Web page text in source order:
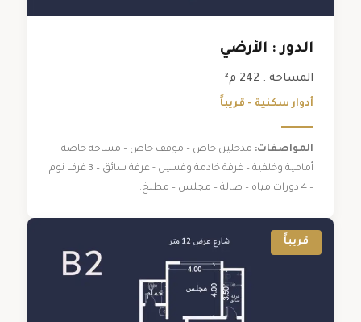
الدور : الأرضي
المساحة : 242 م²
أدوار سكنية - قريباً
المواصفات: مدخلين خاص – موقف خاص – مساحة خاصة
أمامية وخلفية – غرفة خادمة وغسيل - غرفة سائق – 3 غرف نوم
– 4 دورات مياه – صالة – مجلس – مطبخ.
قريباً